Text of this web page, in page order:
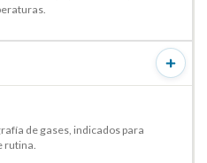
de gases, indicados para
rutina.